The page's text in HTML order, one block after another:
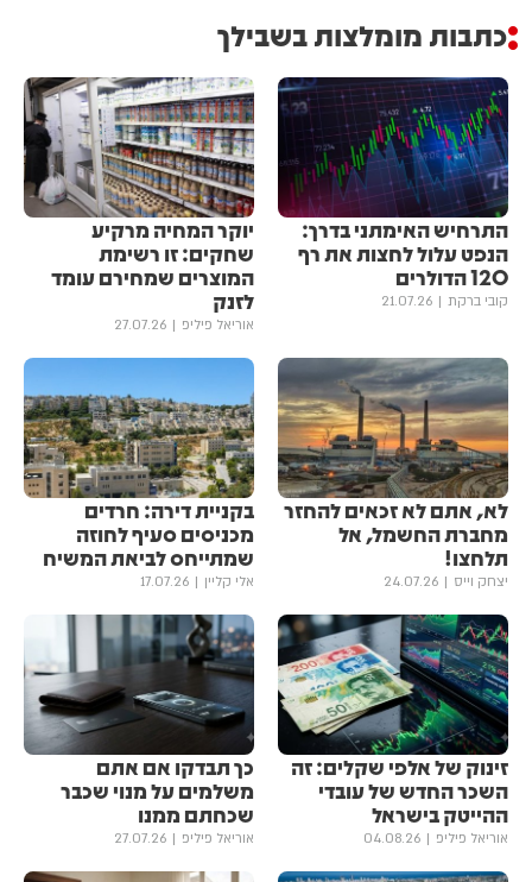
כתבות מומלצות בשבילך
התרחיש האימתני בדרך:
הנפט עלול לחצות את רף
120 הדולרים
קובי ברקת 21.07.26
יוקר המחיה מרקיע
שחקים: זו רשימת
המוצרים שמחירם עומד
לזנק
אוריאל פיליפ 27.07.26
לא, אתם לא זכאים להחזר
מחברת החשמל, אל
תלחצו!
יצחק וייס 24.07.26
בקניית דירה: חרדים
מכניסים סעיף לחוזה
שמתייחס לביאת המשיח
אלי קליין 17.07.26
זינוק של אלפי שקלים: זה
השכר החדש של עובדי
ההייטק בישראל
אוריאל פיליפ 04.08.26
כך תבדקו אם אתם
משלמים על מנוי שכבר
שכחתם ממנו
אוריאל פיליפ 27.07.26